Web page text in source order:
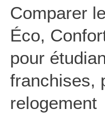
Comparer
Éco,
pour
franchises,
relogement